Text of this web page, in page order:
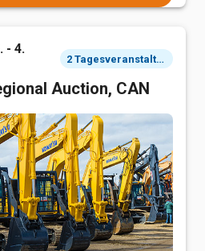
- 4.
2 Tagesveranstaltung
Auction, CAN